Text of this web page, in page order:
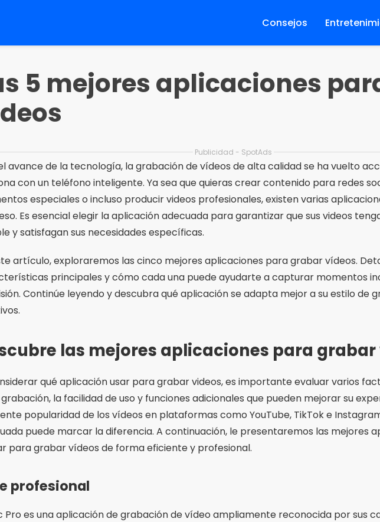
Consejos
5 mejores aplicaciones
Publicidad - SpotAds
avance de la tecnología, la grabación de vídeos de alta calidad se ha vuelto
con un teléfono inteligente. Ya sea que quieras crear contenido para redes
especiales o incluso producir videos profesionales, existen varias
Es esencial elegir la aplicación adecuada para garantizar que sus videos
y satisfagan sus necesidades específicas.
artículo, exploraremos las cinco mejores aplicaciones para grabar vídeos.
principales y cómo cada una puede ayudarte a capturar momentos
Continúe leyendo y descubra qué aplicación se adapta mejor a su estilo de
las mejores aplicaciones para
qué aplicación usar para grabar videos, es importante evaluar varios
la facilidad de uso y funciones adicionales que pueden mejorar su
popularidad de los vídeos en plataformas como YouTube, TikTok e
puede marcar la diferencia. A continuación, le presentaremos las mejores
para grabar vídeos de forma eficiente y profesional.
profesional
Pro es una aplicación de grabación de vídeo ampliamente reconocida por sus